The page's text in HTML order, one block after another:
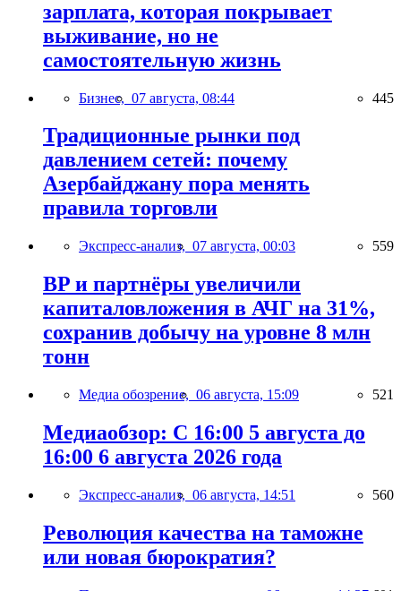
зарплата, которая покрывает
выживание, но не
самостоятельную жизнь
Бизнес, 07 августа, 08:44 445
Традиционные рынки под
давлением сетей: почему
Азербайджану пора менять
правила торговли
Экспресс-анализ, 07 августа, 00:03 559
BP и партнёры увеличили
капиталовложения в АЧГ на 31%,
сохранив добычу на уровне 8 млн
тонн
Медиа обозрение, 06 августа, 15:09 521
Медиаобзор: С 16:00 5 августа до
16:00 6 августа 2026 года
Экспресс-анализ, 06 августа, 14:51 560
Революция качества на таможне
или новая бюрократия?